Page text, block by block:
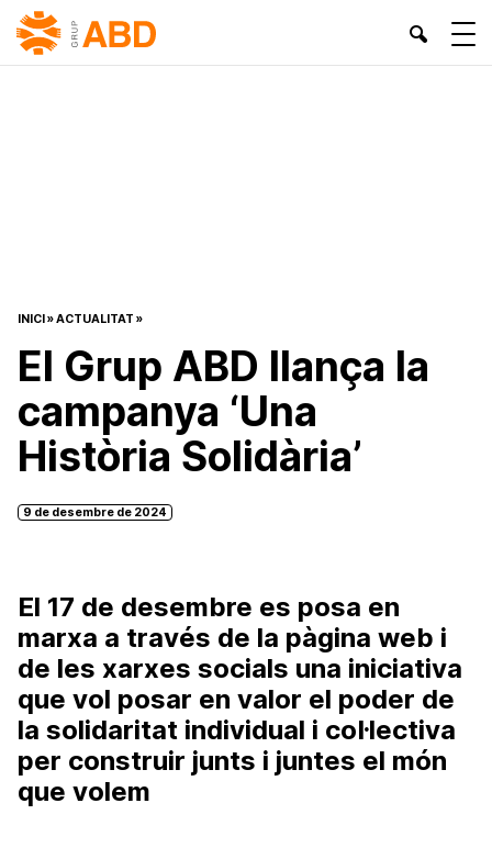
INICI»ACTUALITAT »
El Grup ABD llança la
campanya ‘Una
Història Solidària’
9 de desembre de 2024
El 17 de desembre es posa en
marxa a través de la pàgina web i
de les xarxes socials una iniciativa
que vol posar en valor el poder de
la solidaritat individual i col·lectiva
per construir junts i juntes el món
que volem